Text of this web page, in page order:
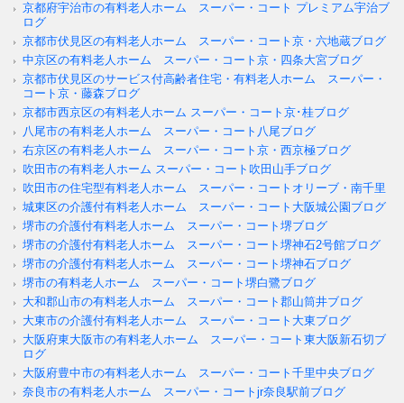
京都府宇治市の有料老人ホーム スーパー・コート プレミアム宇治ブ
ログ
京都市伏見区の有料老人ホーム スーパー・コート京・六地蔵ブログ
中京区の有料老人ホーム スーパー・コート京・四条大宮ブログ
京都市伏見区のサービス付高齢者住宅・有料老人ホーム スーパー・
コート京・藤森ブログ
京都市西京区の有料老人ホーム スーパー・コート京･桂ブログ
八尾市の有料老人ホーム スーパー・コート八尾ブログ
右京区の有料老人ホーム スーパー・コート京・西京極ブログ
吹田市の有料老人ホーム スーパー・コート吹田山手ブログ
吹田市の住宅型有料老人ホーム スーパー・コートオリーブ・南千里
城東区の介護付有料老人ホーム スーパー・コート大阪城公園ブログ
堺市の介護付有料老人ホーム スーパー・コート堺ブログ
堺市の介護付有料老人ホーム スーパー・コート堺神石2号館ブログ
堺市の介護付有料老人ホーム スーパー・コート堺神石ブログ
堺市の有料老人ホーム スーパー・コート堺白鷺ブログ
大和郡山市の有料老人ホーム スーパー・コート郡山筒井ブログ
大東市の介護付有料老人ホーム スーパー・コート大東ブログ
大阪府東大阪市の有料老人ホーム スーパー・コート東大阪新石切ブ
ログ
大阪府豊中市の有料老人ホーム スーパー・コート千里中央ブログ
奈良市の有料老人ホーム スーパー・コートjr奈良駅前ブログ